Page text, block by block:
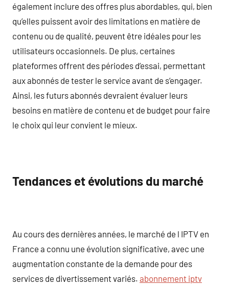
également inclure des offres plus abordables, qui, bien
qu’elles puissent avoir des limitations en matière de
contenu ou de qualité, peuvent être idéales pour les
utilisateurs occasionnels. De plus, certaines
plateformes offrent des périodes d’essai, permettant
aux abonnés de tester le service avant de s’engager.
Ainsi, les futurs abonnés devraient évaluer leurs
besoins en matière de contenu et de budget pour faire
le choix qui leur convient le mieux.
Tendances et évolutions du marché
Au cours des dernières années, le marché de l IPTV en
France a connu une évolution significative, avec une
augmentation constante de la demande pour des
services de divertissement variés. abonnement iptv